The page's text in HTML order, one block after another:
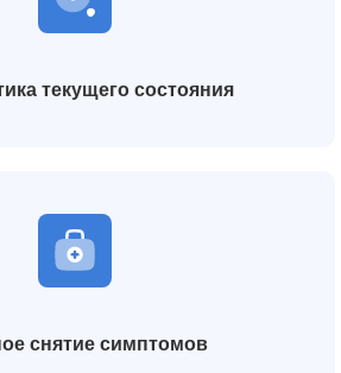
текущего состояния
снятие симптомов